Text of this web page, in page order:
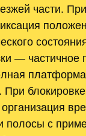
части.
— частичное
При
полосы с